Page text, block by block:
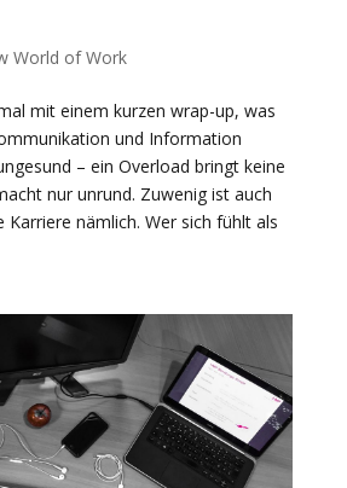
World of Work
mit einem kurzen wrap-up, was
und Information
– ein Overload bringt keine
nur unrund. Zuwenig ist auch
Karriere nämlich. Wer sich fühlt als